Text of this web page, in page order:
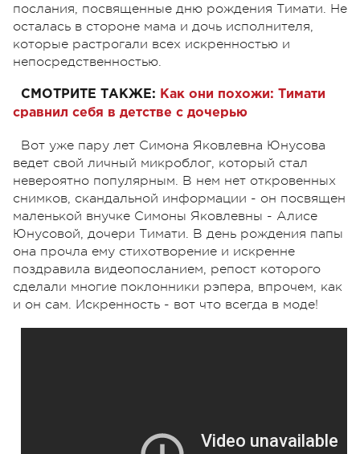
послания, посвященные дню рождения Тимати. Не
осталась в стороне мама и дочь исполнителя,
которые растрогали всех искренностью и
непосредственностью.
СМОТРИТЕ ТАКЖЕ: Как они похожи: Тимати
сравнил себя в детстве с дочерью
Вот уже пару лет Симона Яковлевна Юнусова
ведет свой личный микроблог, который стал
невероятно популярным. В нем нет откровенных
снимков, скандальной информации - он посвящен
маленькой внучке Симоны Яковлевны - Алисе
Юнусовой, дочери Тимати. В день рождения папы
она прочла ему стихотворение и искренне
поздравила видеопосланием, репост которого
сделали многие поклонники рэпера, впрочем, как
и он сам. Искренность - вот что всегда в моде!